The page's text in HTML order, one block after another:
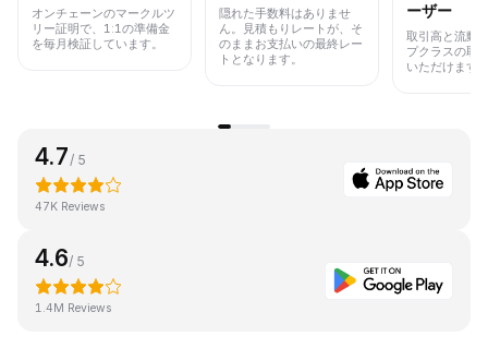
オンチェーンのマークルツ
リー証明で、1:1の準備金
を毎月検証しています。
隠れた手数料はありませ
ん。見積もりレートが、そ
のままお支払いの最終レー
トとなります。
ーザー
取引高と流動
プクラスの取
いただけます
4.7/ 5
47K Reviews
4.6/ 5
1.4M Reviews